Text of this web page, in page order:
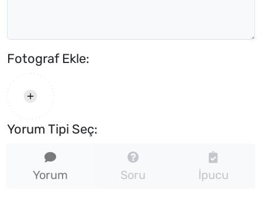
Fotograf Ekle:
Yorum Tipi Seç:
Yorum Soru İpucu